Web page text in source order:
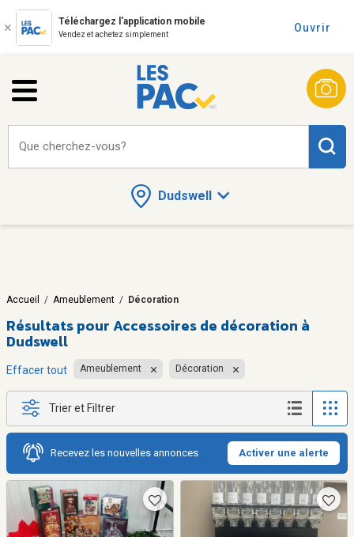
Téléchargez l'application mobile
Vendez et achetez simplement
Ouvrir
Dudswell
Que cherchez-vous?
Accueil / Ameublement / Décoration
Résultats pourAccessoires de décoration à
Dudswell
Effacer tout Ameublement Décoration
Trier et Filtrer
Recevez les nouvelles annonces Activer une alerte